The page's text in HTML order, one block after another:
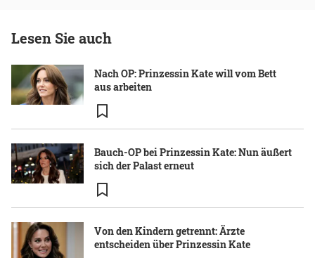
Lesen Sie auch
Nach OP: Prinzessin Kate will vom Bett
aus arbeiten
Bauch-OP bei Prinzessin Kate: Nun äußert
sich der Palast erneut
Von den Kindern getrennt: Ärzte
entscheiden über Prinzessin Kate